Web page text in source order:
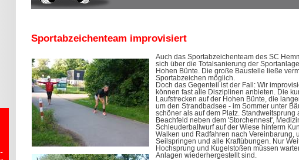
Sportabzeichenteam improvisiert
Auch das Sportabzeichenteam des SC
sich über die Totalsanierung der
Hohen Bünte. Die große Baustelle ließe
Sportabzeichen möglich.
Doch das Gegenteil ist der Fall: Wir
können fast alle Disziplinen anbieten. Die
Laufstrecken auf der Hohen Bünte, die
um den Strandbadsee - im Sommer unter
schöner als auf dem Platz. Standweitsprung
Beachfeld neben dem 'Storchennest',
Schleuderballwurf auf der Wiese hinterm
Walken und Radfahren nach Vereinbarung,
Seilspringen und alle Kraftübungen. Nur
Hochsprung und Kugelstoßen müssen
Anlagen wiederhergestellt sind.